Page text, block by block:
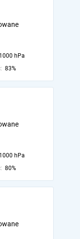
1000 hPa
83%
1000 hPa
80%